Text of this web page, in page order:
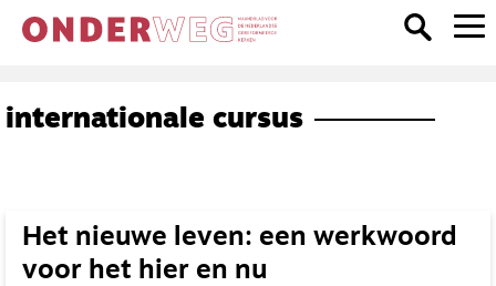
internationale cursus
Het nieuwe leven: een werkwoord
voor het hier en nu